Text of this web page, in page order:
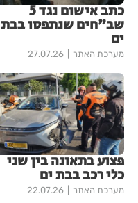
כתב אישום נגד 5
שב"חים שנתפסו בבת
ים
מערכת האתר 27.07.26
פצוע בתאונה בין שני
כלי רכב בבת ים
מערכת האתר 22.07.26